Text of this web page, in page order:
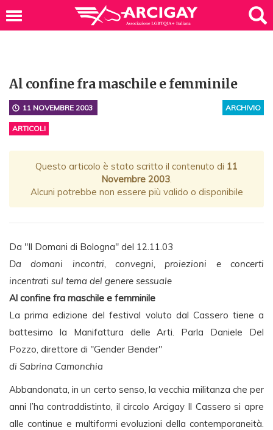
Al confine fra maschile e femminile
ARCHIVIO
11 NOVEMBRE 2003
ARTICOLI
Questo articolo è stato scritto il contenuto di 11
Novembre 2003.
Alcuni potrebbe non essere più valido o disponibile
Da "Il Domani di Bologna" del 12.11.03
Da domani incontri, convegni, proiezioni e concerti
incentrati sul tema del genere sessuale
Al confine fra maschile e femminile
La prima edizione del festival voluto dal Cassero tiene a
battesimo la Manifattura delle Arti. Parla Daniele Del
Pozzo, direttore di "Gender Bender"
di Sabrina Camonchia
Abbandonata, in un certo senso, la vecchia militanza che per
anni l’ha contraddistinto, il circolo Arcigay Il Cassero si apre
alle continue e multiformi evoluzioni della contemporaneità.